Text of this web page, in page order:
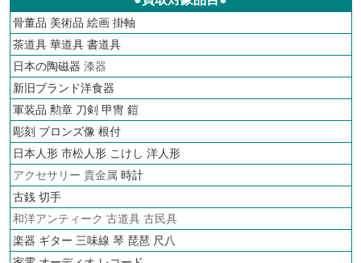
骨董品 美術品 絵画 掛軸
茶道具 華道具 書道具
日本の陶磁器 漆器
新旧ブランド洋食器
軍装品 勲章 刀剣 甲冑 鎧
彫刻 ブロンズ像 根付
日本人形 市松人形 こけし 洋人形
アクセサリー 貴金属 時計
古銭 切手
和洋アンティーク 古道具 古民具
楽器 ギター 三味線 琴 琵琶 尺八